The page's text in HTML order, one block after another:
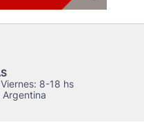
8-18 hs